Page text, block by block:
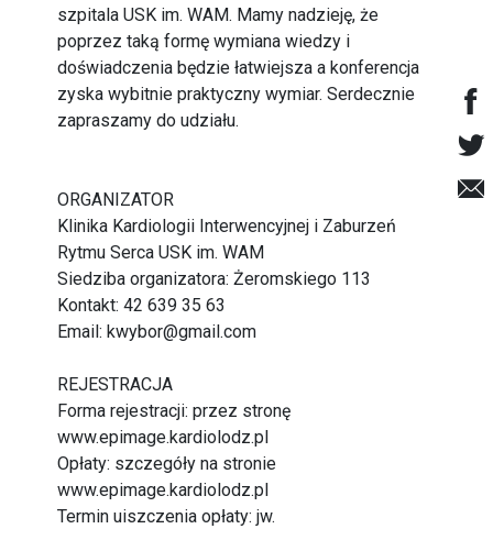
szpitala USK im. WAM. Mamy nadzieję, że
poprzez taką formę wymiana wiedzy i
doświadczenia będzie łatwiejsza a konferencja
zyska wybitnie praktyczny wymiar. Serdecznie
zapraszamy do udziału.
ORGANIZATOR
Klinika Kardiologii Interwencyjnej i Zaburzeń
Rytmu Serca USK im. WAM
Siedziba organizatora: Żeromskiego 113
Kontakt: 42 639 35 63
Email: kwybor@gmail.com
REJESTRACJA
Forma rejestracji: przez stronę
www.epimage.kardiolodz.pl
Opłaty: szczegóły na stronie
www.epimage.kardiolodz.pl
Termin uiszczenia opłaty: jw.